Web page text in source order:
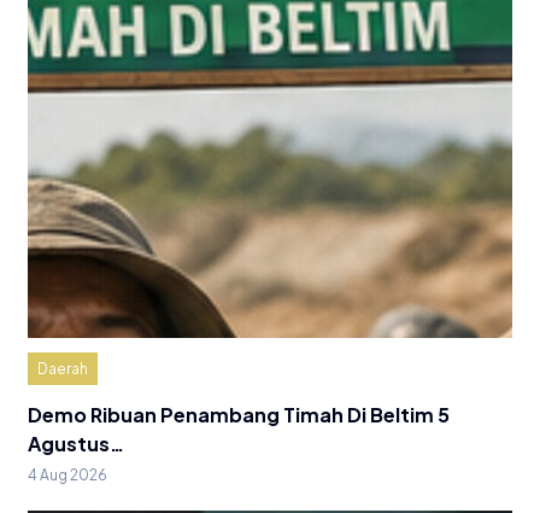
Daerah
Demo Ribuan Penambang Timah Di Beltim 5
Agustus…
4 Aug 2026